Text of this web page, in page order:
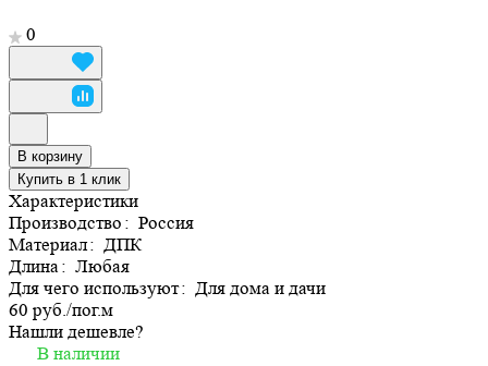
0
В корзину
Купить в 1 клик
Характеристики
Производство: Россия
Материал: ДПК
Длина: Любая
Для чего используют: Для дома и дачи
60 руб./пог.м
Нашли дешевле?
В наличии